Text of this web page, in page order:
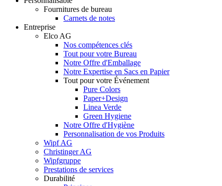
Fournitures de bureau
Carnets de notes
Entreprise
Elco AG
Nos compétences clés
Tout pour votre Bureau
Notre Offre d'Emballage
Notre Expertise en Sacs en Papier
Tout pour votre Événement
Pure Colors
Paper+Design
Linea Verde
Green Hygiene
Notre Offre d'Hygiène
Personnalisation de vos Produits
Wipf AG
Christinger AG
Wipfgruppe
Prestations de services
Durabilité